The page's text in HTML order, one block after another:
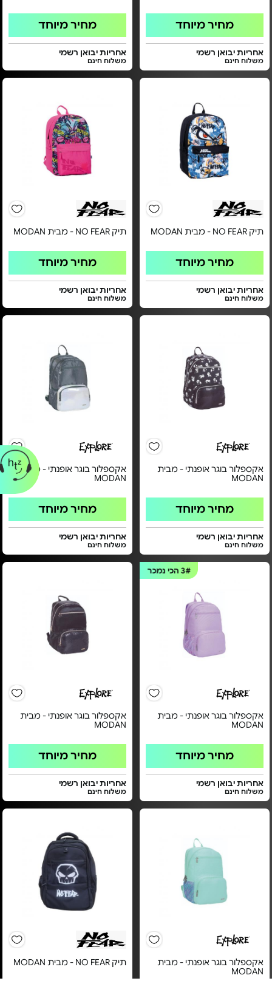
מחיר מיוחד
אחריות יבואן רשמי
משלוח חינם
מחיר מיוחד
אחריות יבואן רשמי
משלוח חינם
תיק NO FEAR - מבית MODAN
מחיר מיוחד
אחריות יבואן רשמי
משלוח חינם
תיק NO FEAR - מבית MODAN
מחיר מיוחד
אחריות יבואן רשמי
משלוח חינם
אקספלור בוגר אופנתי - מבית
MODAN
מחיר מיוחד
אחריות יבואן רשמי
משלוח חינם
אקספלור בוגר אופנתי - מבית
MODAN
מחיר מיוחד
אחריות יבואן רשמי
משלוח חינם
3#הכי נמכר
אקספלור בוגר אופנתי - מבית
MODAN
מחיר מיוחד
אחריות יבואן רשמי
משלוח חינם
אקספלור בוגר אופנתי - מבית
MODAN
מחיר מיוחד
אחריות יבואן רשמי
משלוח חינם
אקספלור בוגר אופנתי - מבית
MODAN
תיק NO FEAR - מבית MODAN